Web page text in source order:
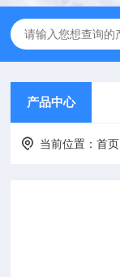
产品中心
当前位置：首页